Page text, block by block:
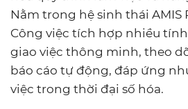
Nằm trong hệ sinh thái AMIS
Công việc tích hợp nhiều
giao việc thông minh, theo
báo cáo tự động, đáp ứng
việc trong thời đại số hóa.